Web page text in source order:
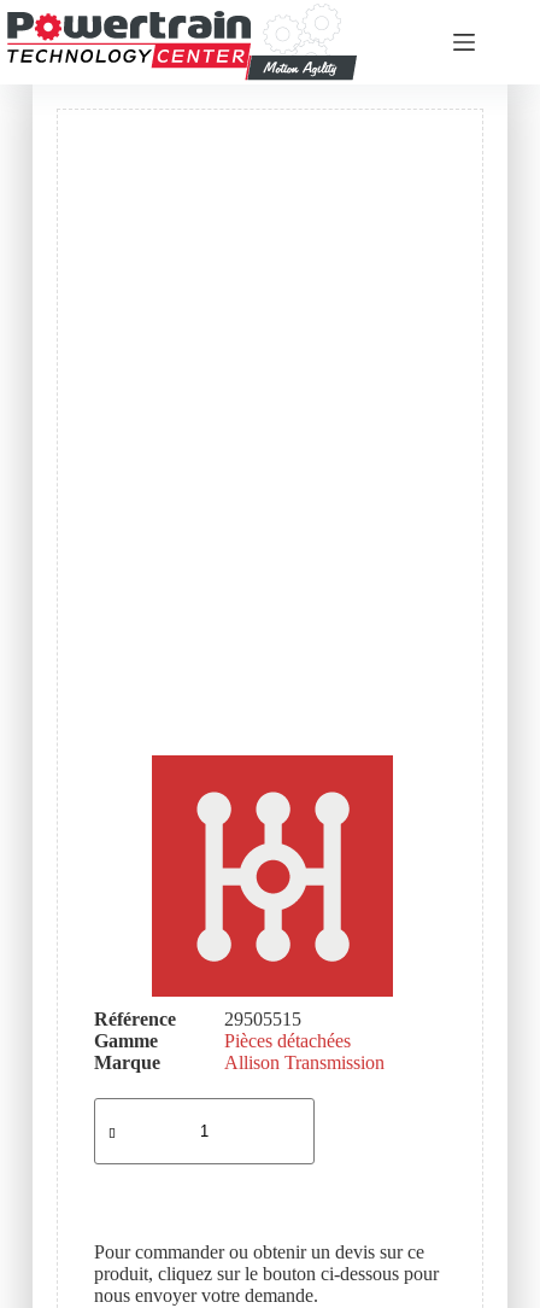
Référence
29505515
Gamme
Pièces détachées
Marque
Allison Transmission
Pour commander ou obtenir un devis sur ce
produit, cliquez sur le bouton ci-dessous pour
nous envoyer votre demande.